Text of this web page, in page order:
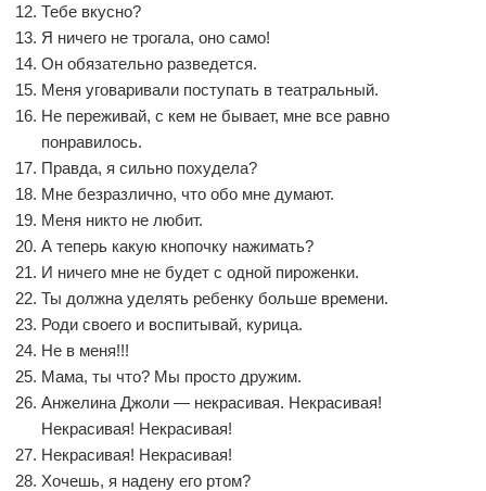
Тебе вкусно?
Я ничего не трогала, оно само!
Он обязательно разведется.
Меня уговаривали поступать в театральный.
Не переживай, с кем не бывает, мне все равно
понравилось.
Правда, я сильно похудела?
Мне безразлично, что обо мне думают.
Меня никто не любит.
А теперь какую кнопочку нажимать?
И ничего мне не будет с одной пироженки.
Ты должна уделять ребенку больше времени.
Роди своего и воспитывай, курица.
Не в меня!!!
Мама, ты что? Мы просто дружим.
Анжелина Джоли — некрасивая. Некрасивая!
Некрасивая! Некрасивая!
Некрасивая! Некрасивая!
Хочешь, я надену его ртом?